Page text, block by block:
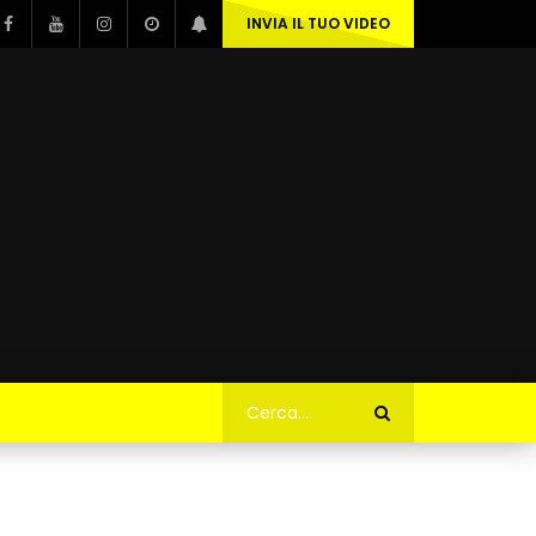
INVIA IL TUO VIDEO